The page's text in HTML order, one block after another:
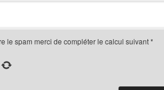
le spam merci de compléter le calcul suivant*